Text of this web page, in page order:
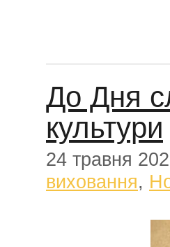
До Дня
культури
24 травня
виховання,